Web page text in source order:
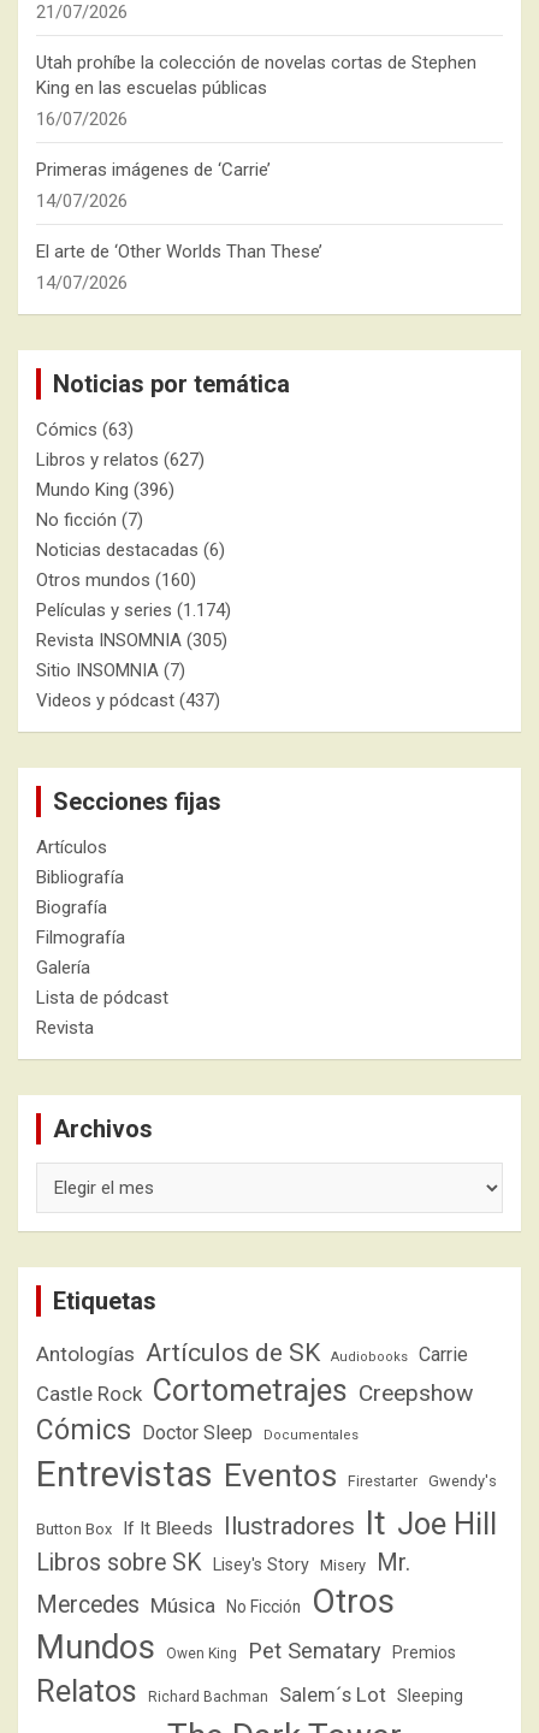
21/07/2026
Utah prohíbe la colección de novelas cortas de Stephen
King en las escuelas públicas
16/07/2026
Primeras imágenes de ‘Carrie’
14/07/2026
El arte de ‘Other Worlds Than These’
14/07/2026
Noticias por temática
Cómics (63)
Libros y relatos (627)
Mundo King (396)
No ficción (7)
Noticias destacadas (6)
Otros mundos (160)
Películas y series (1.174)
Revista INSOMNIA (305)
Sitio INSOMNIA (7)
Videos y pódcast (437)
Secciones fijas
Artículos
Bibliografía
Biografía
Filmografía
Galería
Lista de pódcast
Revista
Archivos
Etiquetas
Antologías Artículos de SK Audiobooks Carrie
Castle Rock Cortometrajes Creepshow
Cómics Doctor Sleep Documentales
Entrevistas Eventos Firestarter Gwendy's
Button Box If It Bleeds Ilustradores It Joe Hill
Libros sobre SK Lisey's Story Misery
Mr.
Mercedes Música No Ficción
Otros
Mundos
Owen King Pet Sematary Premios
Relatos Richard Bachman Salem´s Lot Sleeping